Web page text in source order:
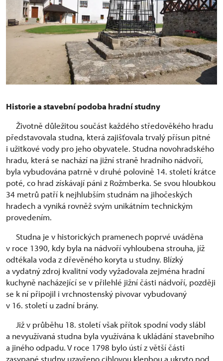
Historie a stavební podoba hradní studny
Životně důležitou součást každého středověkého hradu
představovala studna, která zajišťovala trvalý přísun pitné
i užitkové vody pro jeho obyvatele. Studna novohradského
hradu, která se nachází na jižní straně hradního nádvoří,
byla vybudována patrně v druhé polovině 14. století krátce
poté, co hrad získávají páni z Rožmberka. Se svou hloubkou
34 metrů patří k nejhlubším studnám na jihočeských
hradech a vyniká rovněž svým unikátním technickým
provedením.
Studna je v historických pramenech poprvé uváděna
v roce 1390, kdy byla na nádvoří vyhloubena strouha, jíž
odtékala voda z dřevěného koryta u studny. Blízký
a vydatný zdroj kvalitní vody vyžadovala zejména hradní
kuchyně nacházející se v přilehlé jižní části nádvoří, později
se k ní připojil i vrchnostenský pivovar vybudovaný
v 16. století u zadní brány.
Již v průběhu 18. století však přítok spodní vody slábl
a nevyužívaná studna byla využívána k ukládání stavebního
a jiného odpadu. V roce 1798 bylo ústí z větší části
zasypané studny uzavřeno cihlovou klenbou a ukryto pod